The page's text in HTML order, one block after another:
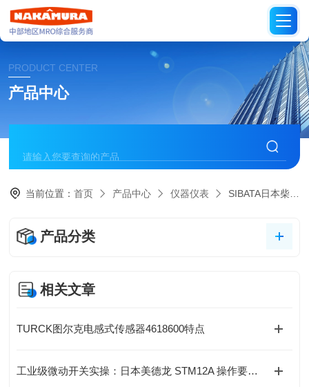
PRODUCT CENTER
产品中心
当前位置：首页 产品中心 仪器仪表 SIBATA日本柴田科学
产品分类
相关文章
TURCK图尔克电感式传感器4618600特点
工业级微动开关实操：日本美德龙 STM12A 操作要点详解